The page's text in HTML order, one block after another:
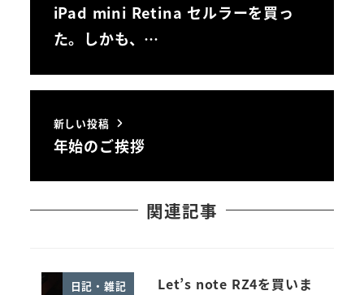
iPad mini Retina セルラーを買っ
た。しかも、…
新しい投稿
年始のご挨拶
関連記事
日記・雑記
Let’s note RZ4を買いま